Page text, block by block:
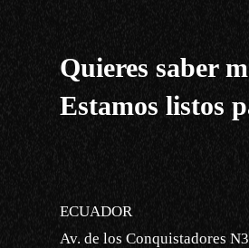
Quieres saber
Estamos listos
ECUADOR
Av. de los Conquistadores